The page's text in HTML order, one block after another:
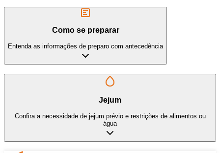
Como se preparar
Entenda as informações de preparo com antecedência
Jejum
Confira a necessidade de jejum prévio e restrições de alimentos ou
água